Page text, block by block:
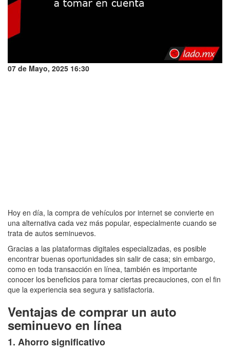
07 de Mayo, 2025 16:30
Hoy en día, la compra de vehículos por internet se convierte en
una alternativa cada vez más popular, especialmente cuando se
trata de autos seminuevos.
Gracias a las plataformas digitales especializadas, es posible
encontrar buenas oportunidades sin salir de casa; sin embargo,
como en toda transacción en línea, también es importante
conocer los beneficios para tomar ciertas precauciones, con el fin
que la experiencia sea segura y satisfactoria.
Ventajas de comprar un auto
seminuevo en línea
1. Ahorro significativo